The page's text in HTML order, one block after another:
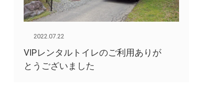
2022.07.22
VIPレンタルトイレのご利用ありが
とうございました